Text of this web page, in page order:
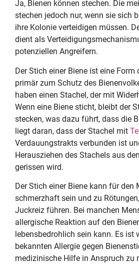
Ja, Bienen können stechen. Die
stechen jedoch nur, wenn sie sich
ihre Kolonie verteidigen müssen.
dient als
potenziellen Angreifern.
Der Stich einer Biene ist eine Form
primär zum Schutz des
haben einen Stachel, der mit
Wenn eine Biene sticht, bleibt der
stecken, was dazu führt, dass die
liegt daran, dass der Stachel mit
Verdauungstrakts verbunden ist
Herausziehen des Stachels aus
gerissen wird.
Der Stich einer Biene kann für den
schmerzhaft sein und zu
Juckreiz führen. Bei manchen
allergische Reaktion auf den
lebensbedrohlich sein kann. Es ist
bekannten Allergie gegen
medizinische Hilfe in Anspruch zu